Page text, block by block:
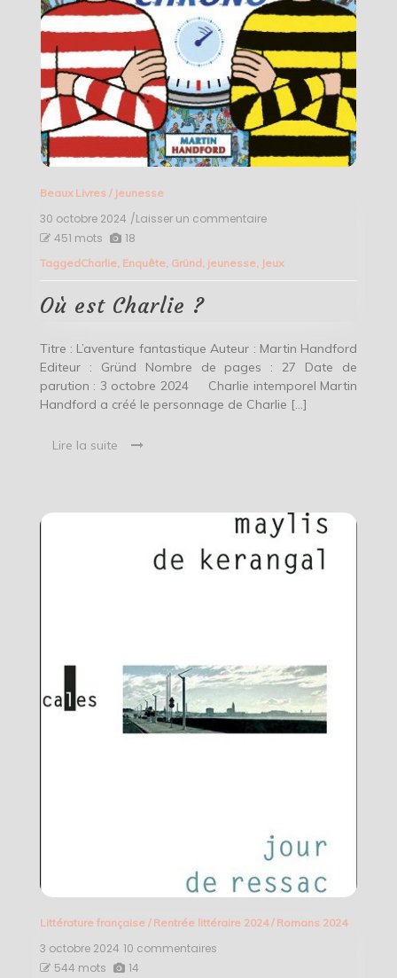
Beaux Livres / Jeunesse
30 octobre 2024 /Laisser un commentaireon
Charlie
451 mots 18
TaggedCharlie, Enquête, Gründ, jeunesse, Jeux
Où est Charlie ?
Titre : L’aventure fantastique Auteur : Martin Handford
Editeur : Gründ Nombre de pages : 27 Date de
parution : 3 octobre 2024 Charlie intemporel Martin
Handford a créé le personnage de Charlie […]
Lire la suite
Littérature française/ Rentrée littéraire 2024/ Romans 2024
3 octobre 2024 10 commentaires
544 mots 14